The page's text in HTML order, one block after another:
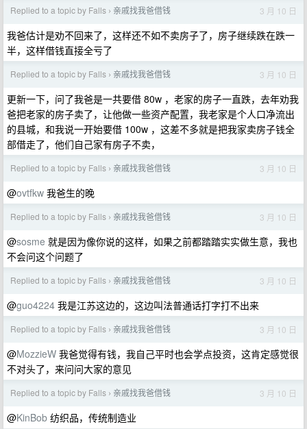
Replied to a topic by Falls › 亲戚找我爸借钱 3 月 10 日
我爸估计是劝不回来了，这样还不如不卖房子了，房子继续跌在跌一
半，这样借钱直接全亏了
Replied to a topic by Falls › 亲戚找我爸借钱 3 月 10 日
更新一下，问了我爸是一共要借 80w ，老家的房子一直跌，去年劝我
爸把老家的房子卖了，让他做一些资产配置，我老家是个人口净流出
的县城，和我说一开始要借 100w ，这差不多就是把我家卖房子钱全
部借走了，他们自己家有房子不卖，
Replied to a topic by Falls › 亲戚找我爸借钱 3 月 10 日
@ovtfkw 我爸生的晚
Replied to a topic by Falls › 亲戚找我爸借钱 3 月 10 日
@sosme 就是因为像你说的这样，如果之前都踏踏实实做生意，我也
不会问这个问题了
Replied to a topic by Falls › 亲戚找我爸借钱 3 月 10 日
@guo4224 我是江苏这边的，这边叫法普通话打字打不出来
Replied to a topic by Falls › 亲戚找我爸借钱 3 月 10 日
@MozzieW 我爸觉得有钱，我自己平时也会学点投资，这肯定感觉很
不对头了，来问问大家的意见
Replied to a topic by Falls › 亲戚找我爸借钱 3 月 10 日
@KinBob 纺织品，传统制造业